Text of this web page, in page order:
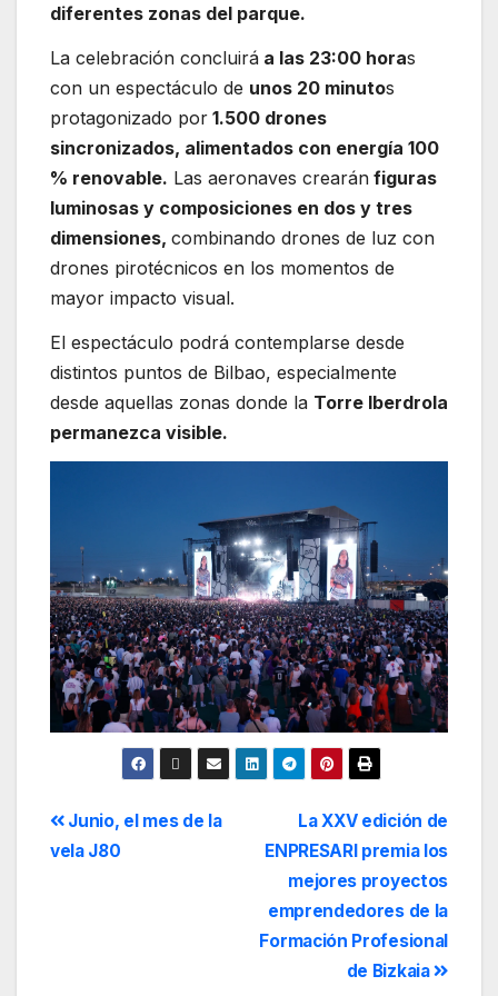
diferentes zonas del parque.
La celebración concluirá a las 23:00 horas
con un espectáculo de unos 20 minutos
protagonizado por 1.500 drones
sincronizados, alimentados con energía 100
% renovable. Las aeronaves crearán figuras
luminosas y composiciones en dos y tres
dimensiones, combinando drones de luz con
drones pirotécnicos en los momentos de
mayor impacto visual.
El espectáculo podrá contemplarse desde
distintos puntos de Bilbao, especialmente
desde aquellas zonas donde la Torre Iberdrola
permanezca visible.
La XXV edición de
ENPRESARI premia los
mejores proyectos
emprendedores de la
Formación Profesional
de Bizkaia
Junio, el mes de la
vela J80